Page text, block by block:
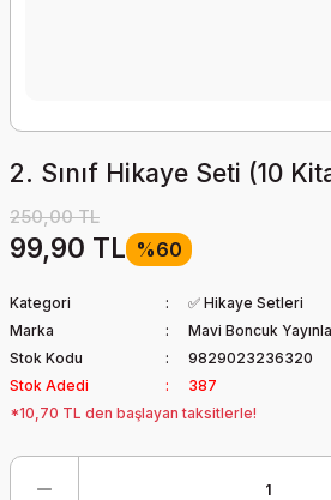
2. Sınıf Hikaye Seti (10
250,00 TL
99,90 TL %60
Kategori
✅ Hikaye Setleri
Marka
Mavi Boncuk
Stok Kodu
9829023236320
Stok Adedi
387
*10,70 TL den başlayan taksitlerle!